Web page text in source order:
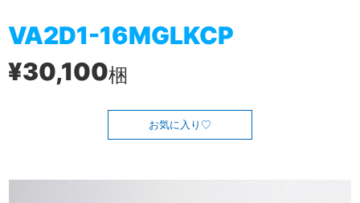
VA2D1-16MGLKCP
¥30,100梱
お気に入り